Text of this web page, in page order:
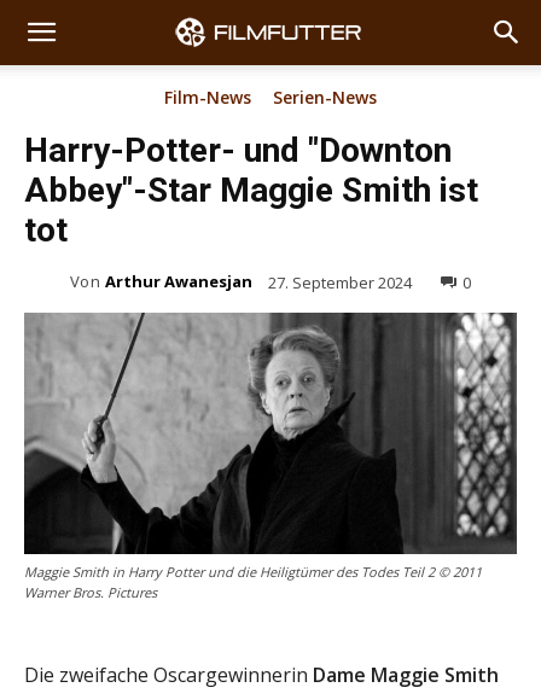
Film-News Serien-News
Harry-Potter- und "Downton
Abbey"-Star Maggie Smith ist
tot
Von Arthur Awanesjan 27. September 2024 0
Maggie Smith in Harry Potter und die Heiligtümer des Todes Teil 2 © 2011
Warner Bros. Pictures
Die zweifache Oscargewinnerin Dame Maggie Smith